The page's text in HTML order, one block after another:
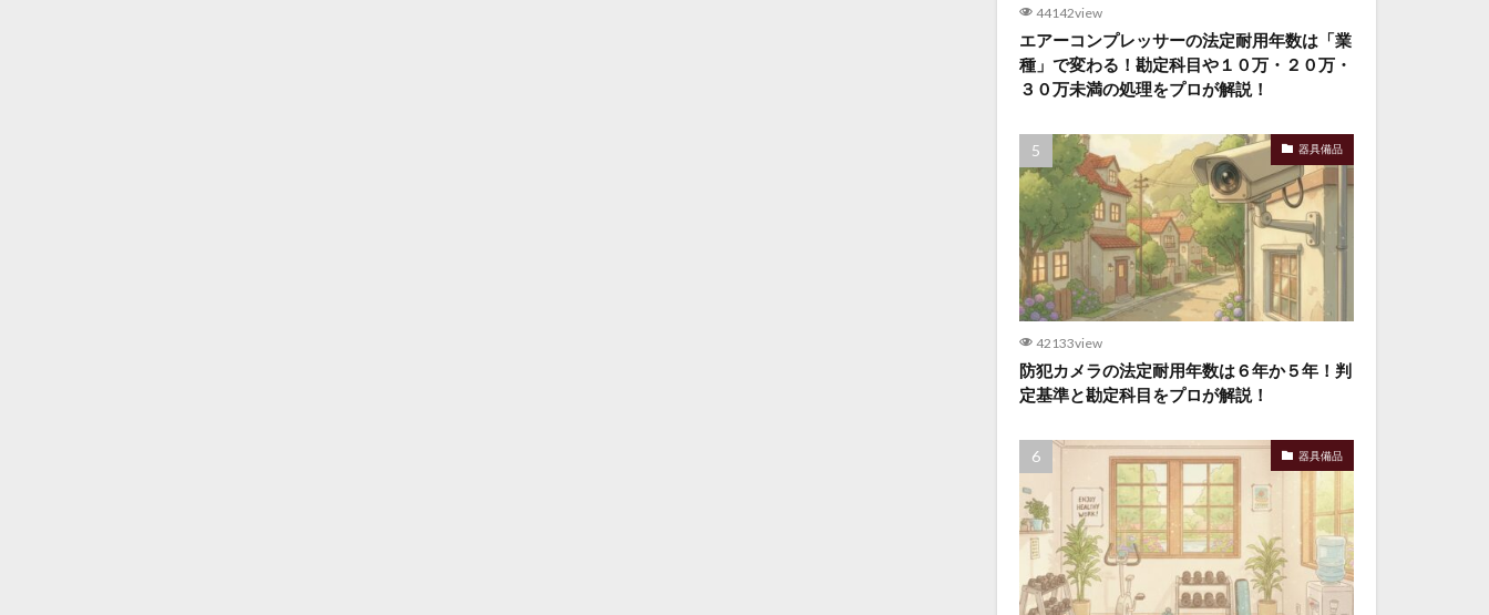
44142view
エアーコンプレッサーの法定耐用年数は「業
種」で変わる！勘定科目や１０万・２０万・
３０万未満の処理をプロが解説！
器具備品
42133view
防犯カメラの法定耐用年数は６年か５年！判
定基準と勘定科目をプロが解説！
器具備品